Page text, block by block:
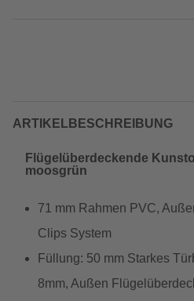
ARTIKELBESCHREIBUNG
Flügelüberdeckende
moosgrün
71 mm Rahmen PVC,
Clips System
Füllung: 50 mm Starkes
8mm, Außen